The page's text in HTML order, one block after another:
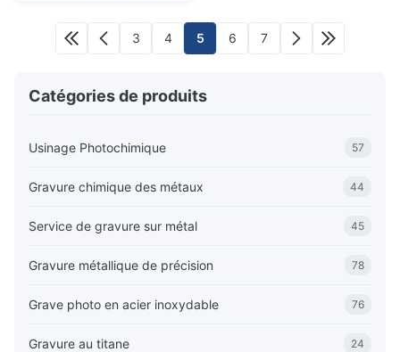
3 4 5 6 7
Catégories de produits
Usinage Photochimique 57
Gravure chimique des métaux 44
Service de gravure sur métal 45
Gravure métallique de précision 78
Grave photo en acier inoxydable 76
Gravure au titane 24